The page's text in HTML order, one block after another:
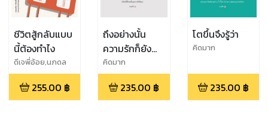
ชีวิตสู้กลับแบบ
นี้ต้องทำไง
ดีเจพี่อ้อย,นภดล
ร่มโพธิ์,คิดมาก,โสภ
ณ ศุภมั่งมี,โอมศิริ
วีระกุล,สุริพงษ์
255.00 ฿
ถึงอย่างนั้น
ความรักก็ยัง
งดงาม
คิดมาก
235.00 ฿
โตขึ้นจึงรู้ว่า
คิดมาก
235.00 ฿